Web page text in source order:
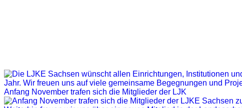
Anfang November trafen sich die Mitglieder der LJK